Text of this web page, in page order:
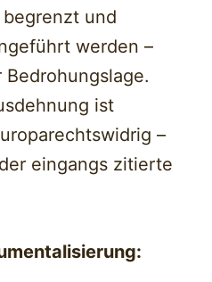
und
werden –
ist
–
eingangs zitierte